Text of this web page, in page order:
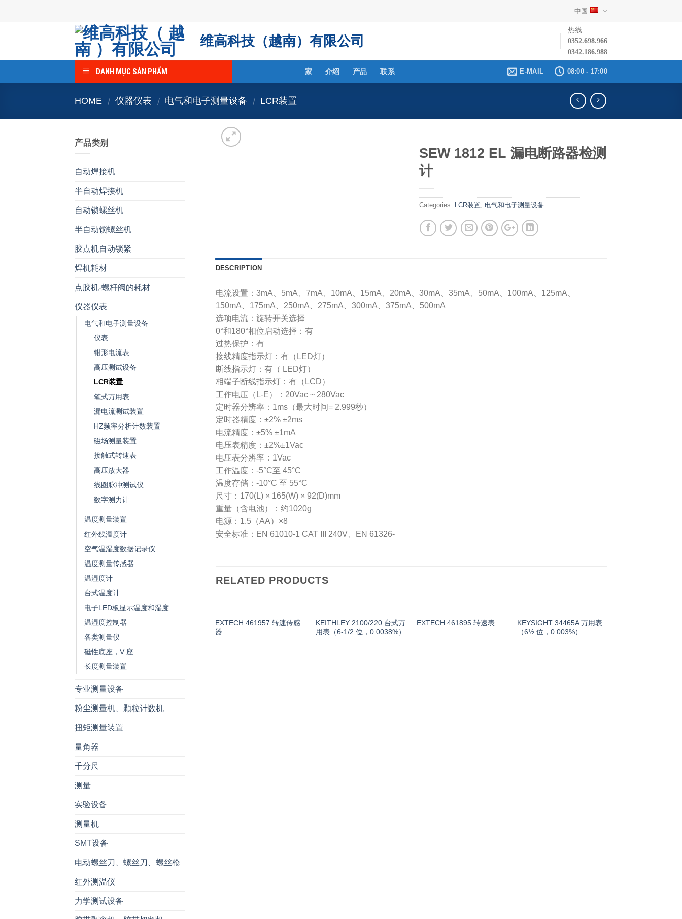
中国
维高科技（越南）有限公司
热线:
0352.698.966
0342.186.988
DANH MỤC SẢN PHẨM 家 介绍 产品 联系 E-MAIL 08:00 - 17:00
HOME / 仪器仪表 / 电气和电子测量设备 / LCR装置
SEW 1812 EL 漏电断路器检测
计
Categories: LCR装置, 电气和电子测量设备
DESCRIPTION
电流设置：3mA、5mA、7mA、10mA、15mA、20mA、30mA、35mA、50mA、100mA、125mA、
150mA、175mA、250mA、275mA、300mA、375mA、500mA
选项电流：旋转开关选择
0°和180°相位启动选择：有
过热保护：有
接线精度指示灯：有（LED灯）
断线指示灯：有（ LED灯）
相端子断线指示灯：有（LCD）
工作电压（L-E）：20Vac ~ 280Vac
定时器分辨率：1ms（最大时间= 2.999秒）
定时器精度：±2% ±2ms
电流精度：±5% ±1mA
电压表精度：±2%±1Vac
电压表分辨率：1Vac
工作温度：-5°C至 45°C
温度存储：-10°C 至 55°C
尺寸：170(L) × 165(W) × 92(D)mm
重量（含电池）：约1020g
电源：1.5（AA）×8
安全标准：EN 61010-1 CAT III 240V、EN 61326-
RELATED PRODUCTS
EXTECH 461957 转速传感
器
KEITHLEY 2100/220 台式万
用表（6-1/2 位，0.0038%）
EXTECH 461895 转速表
KEYSIGHT 34465A 万用表
（6½ 位，0.003%）
产品类别
自动焊接机
半自动焊接机
自动锁螺丝机
半自动锁螺丝机
胶点机自动锁紧
焊机耗材
点胶机-螺杆阀的耗材
仪器仪表
电气和电子测量设备
仪表
钳形电流表
高压测试设备
LCR装置
笔式万用表
漏电流测试装置
HZ频率分析计数装置
磁场测量装置
接触式转速表
高压放大器
线圈脉冲测试仪
数字测力计
温度测量装置
红外线温度计
空气温湿度数据记录仪
温度测量传感器
温湿度计
台式温度计
电子LED板显示温度和湿度
温湿度控制器
各类测量仪
磁性底座，V 座
长度测量装置
专业测量设备
粉尘测量机、颗粒计数机
扭矩测量装置
量角器
千分尺
测量
实验设备
测量机
SMT设备
电动螺丝刀、螺丝刀、螺丝枪
红外测温仪
力学测试设备